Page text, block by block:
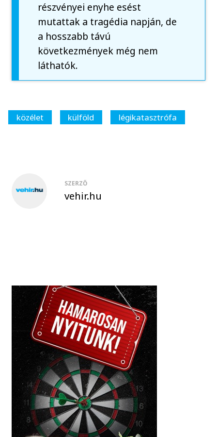
részvényei enyhe esést
mutattak a tragédia napján, de
a hosszabb távú
következmények még nem
láthatók.
közélet külföld légikatasztrófa
SZERZŐ
vehir.hu